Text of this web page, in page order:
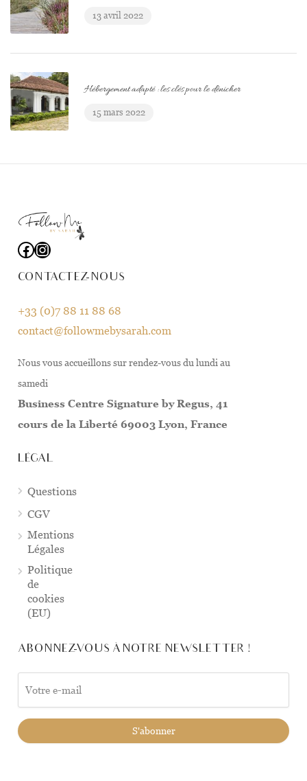
13 avril 2022
Hébergement adapté : les clés pour le dénicher
15 mars 2022
Facebook
Instagram
CONTACTEZ-NOUS
+33 (0)7 88 11 88 68
contact@followmebysarah.com
Nous vous accueillons sur rendez-vous du lundi au
samedi
Business Centre Signature by Regus, 41
cours de la Liberté 69003 Lyon, France
LÉGAL
Questions
CGV
Mentions
Légales
Politique
de
cookies
(EU)
ABONNEZ-VOUS À NOTRE NEWSLETTER !